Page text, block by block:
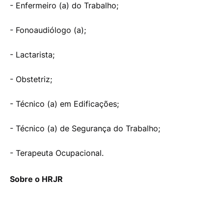
- Enfermeiro (a) do Trabalho;
- Fonoaudiólogo (a);
- Lactarista;
- Obstetriz;
- Técnico (a) em Edificações;
- Técnico (a) de Segurança do Trabalho;
- Terapeuta Ocupacional.
Sobre o HRJR